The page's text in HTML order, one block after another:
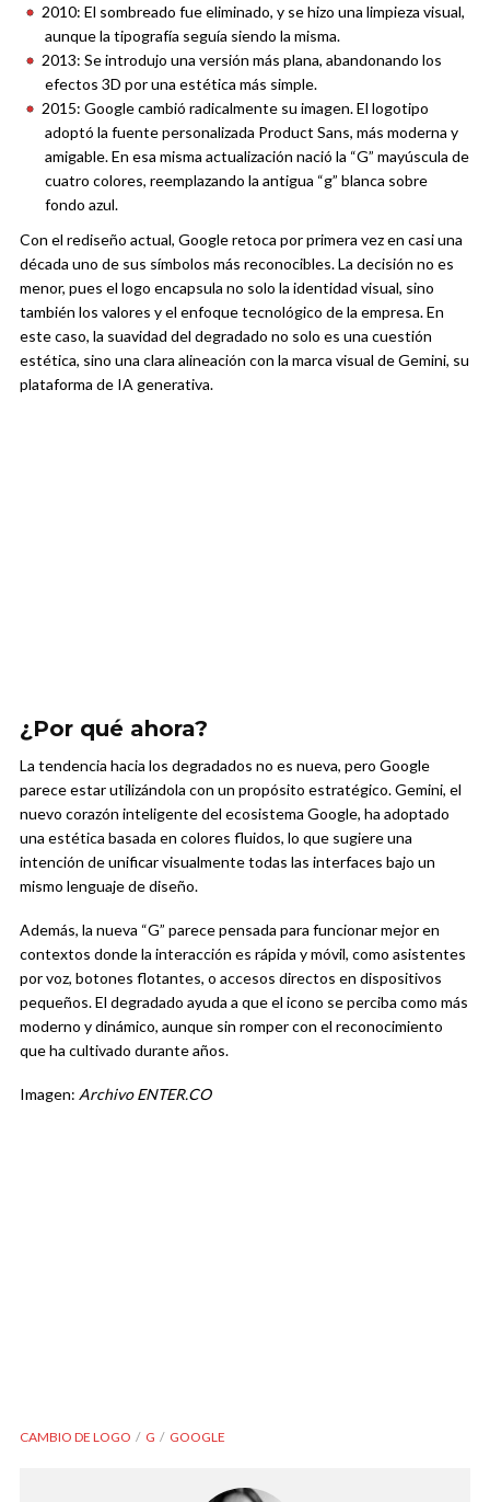
2010: El sombreado fue eliminado, y se hizo una limpieza visual,
aunque la tipografía seguía siendo la misma.
2013: Se introdujo una versión más plana, abandonando los
efectos 3D por una estética más simple.
2015: Google cambió radicalmente su imagen. El logotipo
adoptó la fuente personalizada Product Sans, más moderna y
amigable. En esa misma actualización nació la “G” mayúscula de
cuatro colores, reemplazando la antigua “g” blanca sobre
fondo azul.
Con el rediseño actual, Google retoca por primera vez en casi una
década uno de sus símbolos más reconocibles. La decisión no es
menor, pues el logo encapsula no solo la identidad visual, sino
también los valores y el enfoque tecnológico de la empresa. En
este caso, la suavidad del degradado no solo es una cuestión
estética, sino una clara alineación con la marca visual de Gemini, su
plataforma de IA generativa.
¿Por qué ahora?
La tendencia hacia los degradados no es nueva, pero Google
parece estar utilizándola con un propósito estratégico. Gemini, el
nuevo corazón inteligente del ecosistema Google, ha adoptado
una estética basada en colores fluidos, lo que sugiere una
intención de unificar visualmente todas las interfaces bajo un
mismo lenguaje de diseño.
Además, la nueva “G” parece pensada para funcionar mejor en
contextos donde la interacción es rápida y móvil, como asistentes
por voz, botones flotantes, o accesos directos en dispositivos
pequeños. El degradado ayuda a que el icono se perciba como más
moderno y dinámico, aunque sin romper con el reconocimiento
que ha cultivado durante años.
Imagen: Archivo ENTER.CO
CAMBIO DE LOGO G GOOGLE